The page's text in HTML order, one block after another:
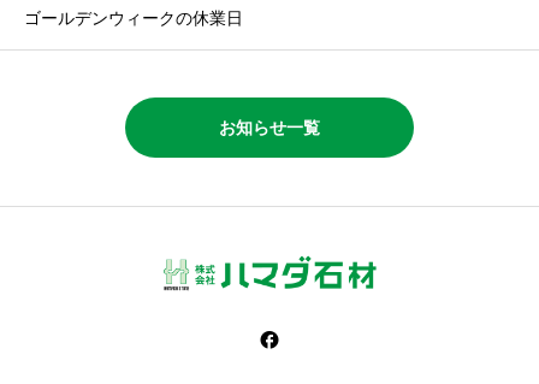
ゴールデンウィークの休業日
お知らせ一覧